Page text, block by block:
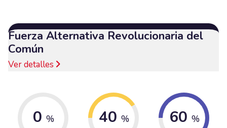
Fuerza Alternativa Revolucionaria del
Común
Ver detalles
0 % 40 % 60 %